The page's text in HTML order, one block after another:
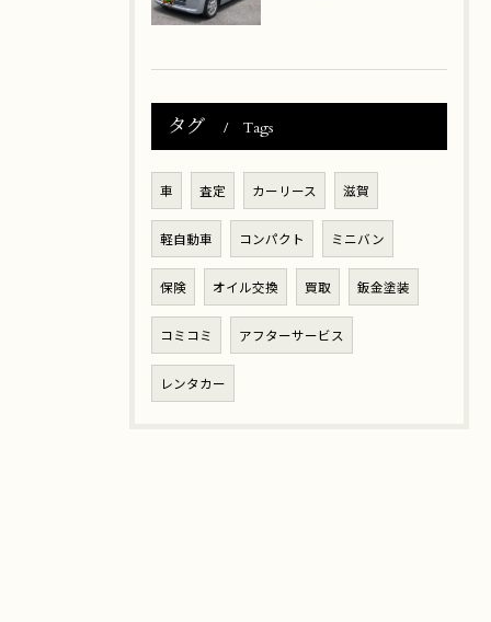
タグ Tags
車 査定 カーリース 滋賀
軽自動車 コンパクト ミニバン
保険 オイル交換 買取 鈑金塗装
コミコミ アフターサービス
レンタカー